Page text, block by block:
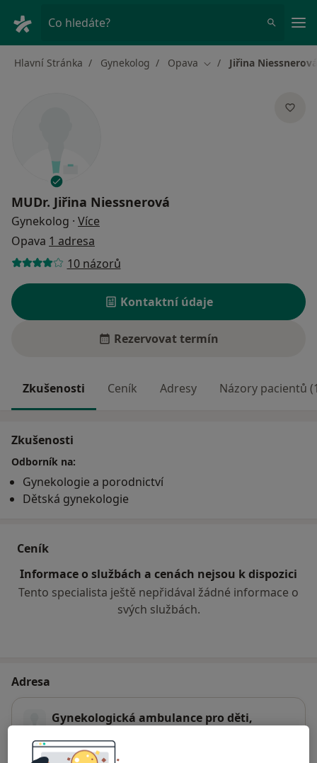
Co hledáte?
Hlavní Stránka Gynekolog Opava Změna města
Jiřina Niessnerová
MUDr. Jiřina Niessnerová
Gynekolog · Více
Opava 1 adresa
10 názorů
Kontaktní údaje
Rezervovat termín
Zkušenosti Ceník Adresy Názory pacientů
Zkušenosti
Odborník na:
Gynekologie a porodnictví
Dětská gynekologie
Ceník
Informace o službách a cenách nejsou k dispozici
Tento specialista ještě nepřidával žádné informace o
svých službách.
Adresa
Gynekologická ambulance pro děti,
Ostrožná 27,